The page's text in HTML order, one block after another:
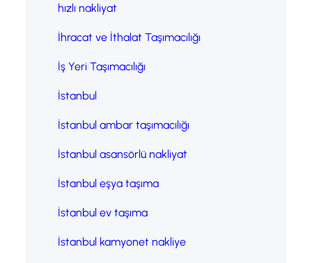
hızlı nakliyat
İhracat ve İthalat Taşımacılığı
İş Yeri Taşımacılığı
İstanbul
İstanbul ambar taşımacılığı
İstanbul asansörlü nakliyat
İstanbul eşya taşıma
İstanbul ev taşıma
İstanbul kamyonet nakliye